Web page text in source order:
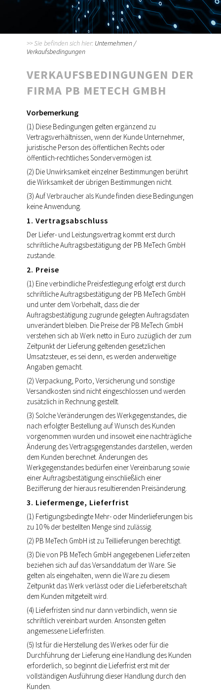
VERKAUFSBEDINGUNGEN DER
FIRMA PB METECH GMBH
>> Sie befinden sich hier: Unternehmen /
Verkaufsbedingungen
Vorbemerkung
(1) Diese Bedingungen gelten ergänzend zu
Vertragsverhältnissen, wenn der Kunde Unternehmer,
juristische Person des öffentlichen Rechts oder
öffentlich-rechtliches Sondervermögen ist.
(2) Die Unwirksamkeit einzelner Bestimmungen berührt
die Wirksamkeit der übrigen Bestimmungen nicht.
(3) Auf Verbraucher als Kunde finden diese Bedingungen
keine Anwendung.
1. Vertragsabschluss
Der Liefer- und Leistungsvertrag kommt erst durch
schriftliche Auftragsbestätigung der PB MeTech GmbH
zustande.
2. Preise
(1) Eine verbindliche Preisfestlegung erfolgt erst durch
schriftliche Auftragsbestätigung der PB MeTech GmbH
und unter dem Vorbehalt, dass die der
Auftragsbestätigung zugrunde gelegten Auftragsdaten
unverändert bleiben. Die Preise der PB MeTech GmbH
verstehen sich ab Werk netto in Euro zuzüglich der zum
Zeitpunkt der Lieferung geltenden gesetzlichen
Umsatzsteuer, es sei denn, es werden anderweitige
Angaben gemacht.
(2) Verpackung, Porto, Versicherung und sonstige
Versandkosten sind nicht eingeschlossen und werden
zusätzlich in Rechnung gestellt.
(3) Solche Veränderungen des Werkgegenstandes, die
nach erfolgter Bestellung auf Wunsch des Kunden
vorgenommen wurden und insoweit eine nachträgliche
Änderung des Vertragsgegenstandes darstellen, werden
dem Kunden berechnet. Änderungen des
Werkgegenstandes bedürfen einer Vereinbarung sowie
einer Auftragsbestätigung einschließlich einer
Bezifferung der hieraus resultierenden Preisänderung.
3. Liefermenge, Lieferfrist
(1) Fertigungsbedingte Mehr- oder Minderlieferungen bis
zu 10 % der bestellten Menge sind zulässig.
(2) PB MeTech GmbH ist zu Teillieferungen berechtigt.
(3) Die von PB MeTech GmbH angegebenen Lieferzeiten
beziehen sich auf das Versanddatum der Ware. Sie
gelten als eingehalten, wenn die Ware zu diesem
Zeitpunkt das Werk verlässt oder die Lieferbereitschaft
dem Kunden mitgeteilt wird.
(4) Lieferfristen sind nur dann verbindlich, wenn sie
schriftlich vereinbart wurden. Ansonsten gelten
angemessene Lieferfristen.
(5) Ist für die Herstellung des Werkes oder für die
Durchführung der Lieferung eine Handlung des Kunden
erforderlich, so beginnt die Lieferfrist erst mit der
vollständigen Ausführung dieser Handlung durch den
Kunden.